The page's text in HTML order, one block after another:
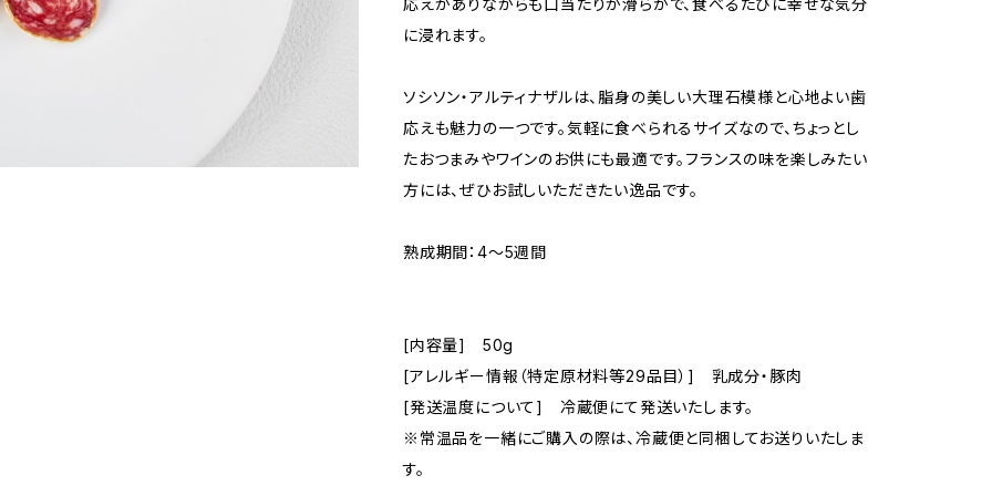
応えがありながらも口当たりが滑らかで、食べるたびに幸せな気分
に浸れます。
ソシソン・アルティナザルは、脂身の美しい大理石模様と心地よい歯
応えも魅力の一つです。気軽に食べられるサイズなので、ちょっとし
たおつまみやワインのお供にも最適です。フランスの味を楽しみたい
方には、ぜひお試しいただきたい逸品です。
熟成期間：4～5週間
[内容量] 50g
[アレルギー情報（特定原材料等29品目）] 乳成分・豚肉
[発送温度について] 冷蔵便にて発送いたします。
※常温品を一緒にご購入の際は、冷蔵便と同梱してお送りいたしま
す。